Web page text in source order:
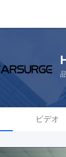
ビデオ